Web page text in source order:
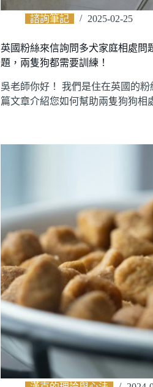
諮詢筆記 2025-02-25
英國粉絲來信詢問多犬家庭相處問
題，兩隻狗都需要訓練！
吳老師你好！ 我們是住在英國的
篇文章介紹您如何幫助兩隻狗狗